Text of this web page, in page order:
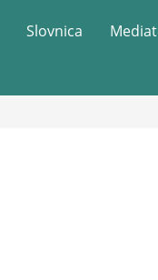
Slovnica